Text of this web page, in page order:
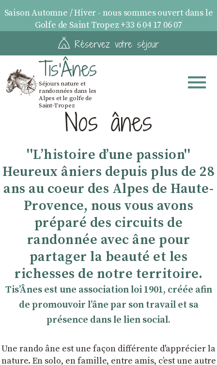
Saison Automne / Hiver - nous sommes ouvert dans le
Golfe de Saint Tropez +33 6 04 17 06 07
Réservez votre séjour
Tis'Ânes
Séjours nature et
randonnées dans les
Alpes et le golfe de
Saint-TropezNos ânes
''Lʼhistoire dʼune passion''
Heureux âniers depuis plus de 28
ans au coeur des Alpes de Haute-
Provence, nous vous avons
préparé des circuits de
randonnée avec âne pour
partager la beauté et les
richesses de notre territoire.
TisʼÂnes est une association loi 1901, créée afin
de promouvoir lʼâne par son travail et sa
présence dans le lien social.
Une rando âne est une façon différente d'apprécier la
nature. En solo, en famille, entre amis, cʼest une autre